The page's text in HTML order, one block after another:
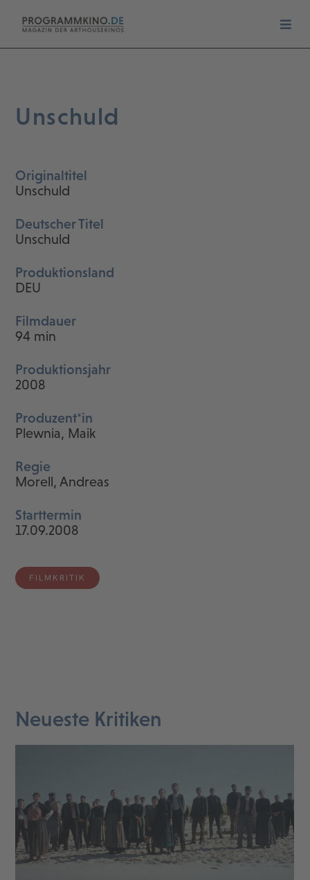
Unschuld
Originaltitel
Unschuld
Deutscher Titel
Unschuld
Produktionsland
DEU
Filmdauer
94 min
Produktionsjahr
2008
Produzent*in
Plewnia, Maik
Regie
Morell, Andreas
Starttermin
17.09.2008
FILMKRITIK
Neueste Kritiken